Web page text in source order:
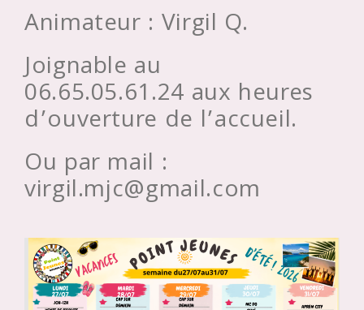
Animateur : Virgil Q.
Joignable au
06.65.05.61.24 aux heures
d’ouverture de l’accueil.
Ou par mail :
virgil.mjc@gmail.com